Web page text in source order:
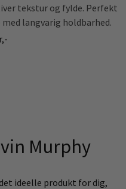
tekstur og fylde. Perfekt
langvarig holdbarhed.
Murphy
ideelle produkt for dig,